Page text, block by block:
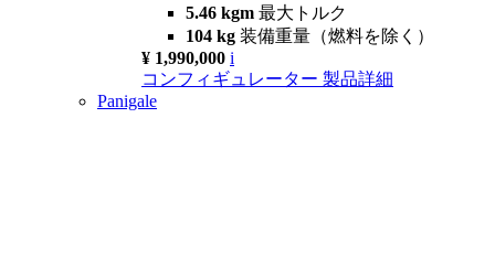
5.46 kgm 最大トルク
104 kg 装備重量（燃料を除く）
¥ 1,990,000 i
コンフィギュレーター 製品詳細
Panigale